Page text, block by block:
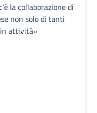
la collaborazione di
non solo di tanti
attività»